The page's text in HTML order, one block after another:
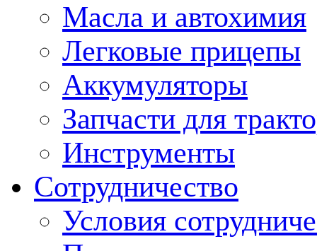
Масла и автохимия
Легковые прицепы
Аккумуляторы
Запчасти для
Инструменты
Сотрудничество
Условия